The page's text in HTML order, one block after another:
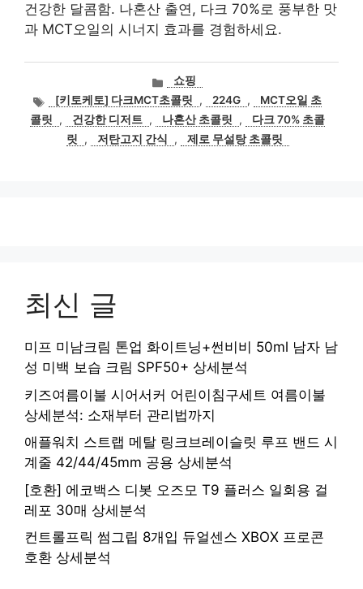
건강한 달콤함. 나혼산 출연, 다크 70%로 풍부한 맛
과 MCT오일의 시너지 효과를 경험하세요.
카
테
고
리
쇼핑
태
그
[키토케토] 다크MCT초콜릿 , 224G ,
MCT오일 초
콜릿
, 건강한 디저트 , 나혼산 초콜릿 ,
다크 70% 초콜
릿
, 저탄고지 간식 , 제로 무설탕 초콜릿
최신 글
미프 미남크림 톤업 화이트닝+썬비비 50ml 남자 남
성 미백 보습 크림 SPF50+ 상세분석
키즈여름이불 시어서커 어린이침구세트 여름이불
상세분석: 소재부터 관리법까지
애플워치 스트랩 메탈 링크브레이슬릿 루프 밴드 시
계줄 42/44/45mm 공용 상세분석
[호환] 에코백스 디봇 오즈모 T9 플러스 일회용 걸
레포 30매 상세분석
컨트롤프릭 썸그립 8개입 듀얼센스 XBOX 프로콘
호환 상세분석